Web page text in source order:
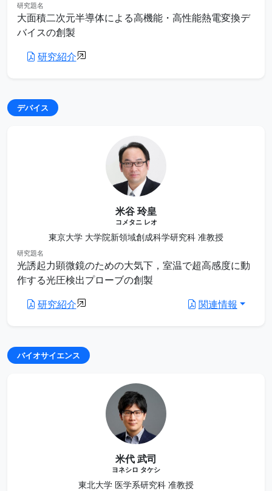
研究題名
大面積二次元半導体による高機能・高性能熱電変換デ
バイスの創製
研究紹介
デバイス
米谷 玲皇
コメタニ レオ
東京大学 大学院新領域創成科学研究科 准教授
研究題名
光誘起力顕微鏡のための大気下，室温で超高感度に動
作する光圧検出プローブの創製
研究紹介
関連情報
バイオサイエンス
米代 武司
ヨネシロ タケシ
東北大学 医学系研究科 准教授